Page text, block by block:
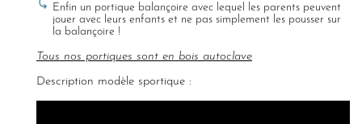
Enfin un portique balançoire avec lequel les parents peuvent
jouer avec leurs enfants et ne pas simplement les pousser sur
la balançoire !
Tous nos portiques sont en bois autoclave
Description modèle sportique :